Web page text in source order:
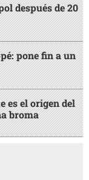
después de 20
pone fin a un
es el origen del
broma